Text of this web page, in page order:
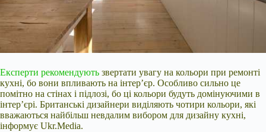
Експерти рекомендують звертати увагу на кольори при ремонті
кухні, бо вони впливають на інтер’єр. Особливо сильно це
помітно на стінах і підлозі, бо ці кольори будуть домінуючими в
інтер’єрі. Британські дизайнери виділяють чотири кольори, які
вважаються найбільш невдалим вибором для дизайну кухні,
інформує Ukr.Media.